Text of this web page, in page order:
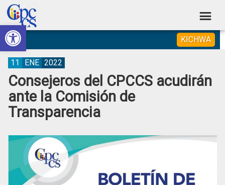
Abrir barra de herramientas
Skip
to
primary
navigation
Skip
to
main
content
Skip
to
primary
sidebar
Skip
to
footer
Consejo
de
Participación
Ciudadana
Control
Social
Construyendo
Poder
Ciudadano
KICHWA
Consejeros del CPCCS acudirán
ante la Comisión de
Transparencia
11 ENE 2022